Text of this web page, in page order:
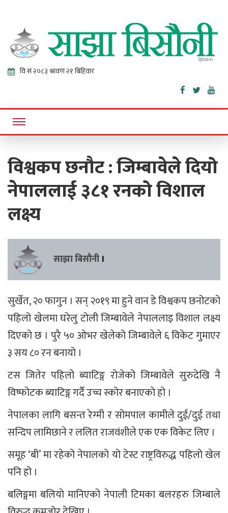
Sajha
Bisaunee
Online News Portal
विश्वकप छनौट : जिम्बावेले दियो
नेपाललाई ३८१ रनको विशाल
लक्ष्य
साझा बिसौनी ।
सुर्खेत, २० फागुन । सन् २०१९ मा हुने वान डे विश्वकप छनोटको
पहिलो खेलमा घरेलु टोली जिम्बावेले नेपाललाइ विशाल लक्ष्य
दिएको छ । पुरै ५० ओभर खेलेको जिम्बावेले ६ विकेट गुमाएर
३ सय ८० रन बनायो ।
टस जितेर पहिलो ब्याटिङ्ग रोजेको जिम्बावेले सुरुदेखि नै
विष्फोटक ब्याटिङ्ग गर्दै उच्च स्कोर बनाएको हो ।
नेपालका लागि बसन्त रेग्मी र सोमपाल कामीले दुई/दुई तथा
सन्दिप लामिछाने र ललित राजवंशीले एक एक विकेट लिए ।
समूह ‘बी’ मा रहेको नेपालको यो टेस्ट राष्ट्रविरुद्ध पहिलो खेल
पनि हो ।
बलिङ्गमा बलियो मानिएको नेपाली टिमका बलरहरु जिम्बाले